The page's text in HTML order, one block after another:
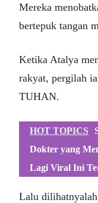
Mereka
bertepuk tangan
Ketika Atalya
rakyat, pergilah
TUHAN.
HOT TOPICS
Dokter yang
Lagi Viral Ini
Lalu